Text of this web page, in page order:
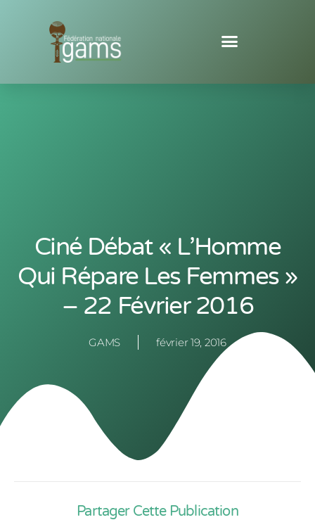
Ciné Débat « L’Homme
Qui Répare Les Femmes »
– 22 Février 2016
GAMS février 19, 2016
Partager Cette Publication